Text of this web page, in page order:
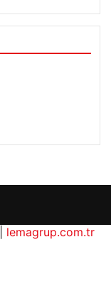
lemagrup.com.tr